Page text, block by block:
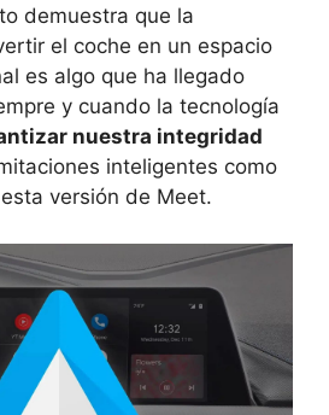
demuestra que la
el coche en un espacio
es algo que ha llegado
y cuando la tecnología
nuestra integridad
inteligentes como
versión de Meet.